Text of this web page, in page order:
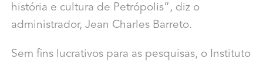
história e cultura de Petrópolis”, diz o
administrador, Jean Charles Barreto.
Sem fins lucrativos para as pesquisas, o Instituto